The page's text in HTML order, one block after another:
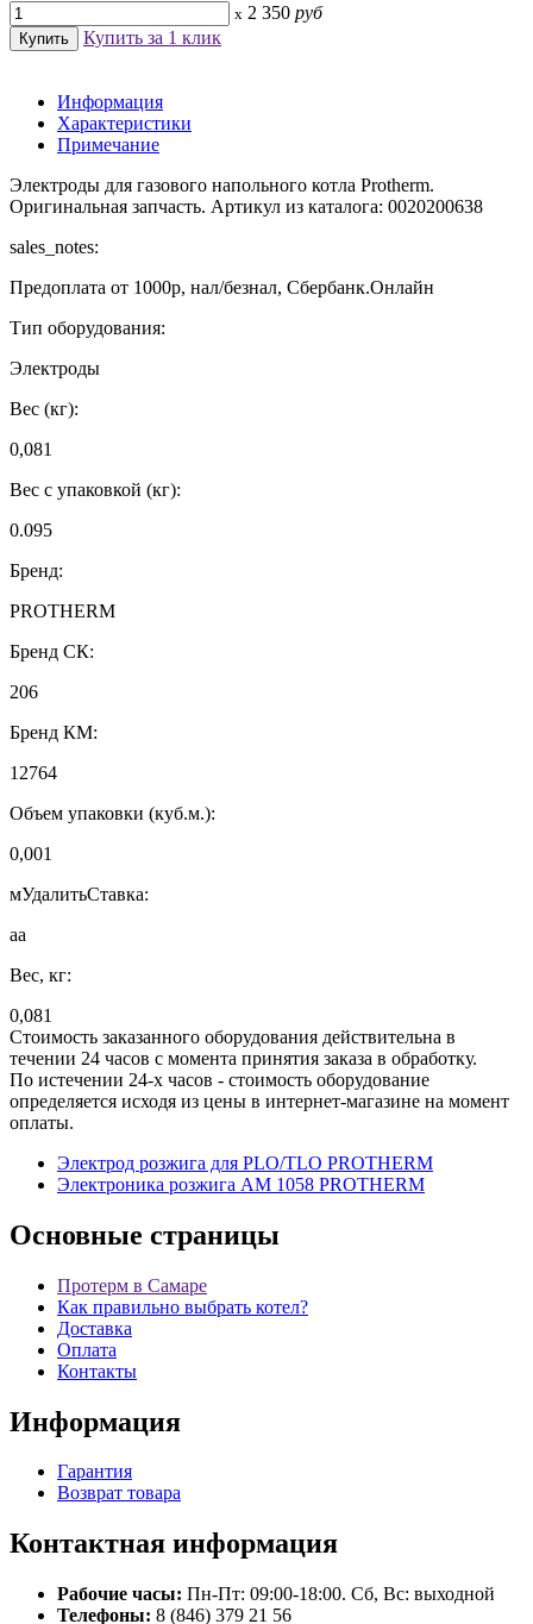
x 2 350 руб
Купить за 1 клик
Информация
Характеристики
Примечание
Электроды для газового напольного котла Protherm.
Оригинальная запчасть. Артикул из каталога: 0020200638
sales_notes:
Предоплата от 1000р, нал/безнал, Сбербанк.Онлайн
Тип оборудования:
Электроды
Вес (кг):
0,081
Вес с упаковкой (кг):
0.095
Бренд:
PROTHERM
Бренд СК:
206
Бренд КМ:
12764
Объем упаковки (куб.м.):
0,001
мУдалитьСтавка:
аа
Вес, кг:
0,081
Стоимость заказанного оборудования действительна в
течении 24 часов с момента принятия заказа в обработку.
По истечении 24-х часов - стоимость оборудование
определяется исходя из цены в интернет-магазине на момент
оплаты.
Электрод розжига для PLO/TLO PROTHERM
Электроника розжига АМ 1058 PROTHERM
Основные страницы
Протерм в Самаре
Как правильно выбрать котел?
Доставка
Оплата
Контакты
Информация
Гарантия
Возврат товара
Контактная информация
Рабочие часы: Пн-Пт: 09:00-18:00. Сб, Вс: выходной
Телефоны: 8 (846) 379 21 56